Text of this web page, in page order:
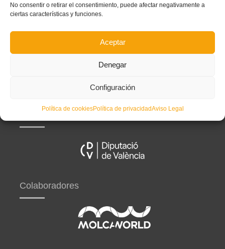
No consentir o retirar el consentimiento, puede afectar negativamente a
ciertas características y funciones.
Aceptar
Denegar
Configuración
Política de cookiesPolítica de privacidadAviso Legal
Curso de entrenador de fútbol UEFA B en Valencia,
Castellón y Alicante (comienzo el 20 de septiembre)
Colaboradores